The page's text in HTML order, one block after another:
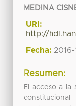
MEDINA
URI:
http://
Fecha: 2016-
Resumen:
El acceso a la